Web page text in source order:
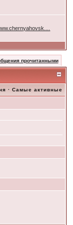
прочитанными
·Самые активные